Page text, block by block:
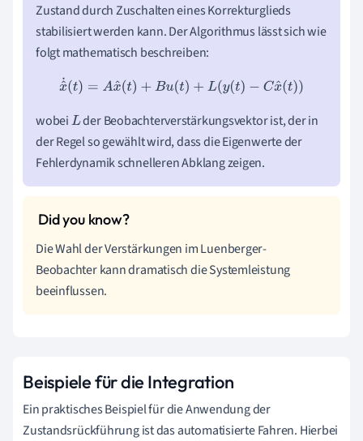
Zustand durch Zuschalten eines Korrekturglieds
stabilisiert werden kann. Der Algorithmus lässt sich wie
folgt mathematisch beschreiben:
x ^˙(t)=A x^(t)+Bu(t )+L (y(t)−Cx ^(t ))
wobeiLder Beobachterverstärkungsvektor ist, der in
der Regel so gewählt wird, dass die Eigenwerte der
Fehlerdynamik schnelleren Abklang zeigen.
Die Wahl der Verstärkungen im Luenberger-
Beobachter kann dramatisch die Systemleistung
beeinflussen.
Beispiele für die Integration
Ein praktisches Beispiel für die Anwendung der
Zustandsrückführung ist das automatisierte Fahren. Hierbei